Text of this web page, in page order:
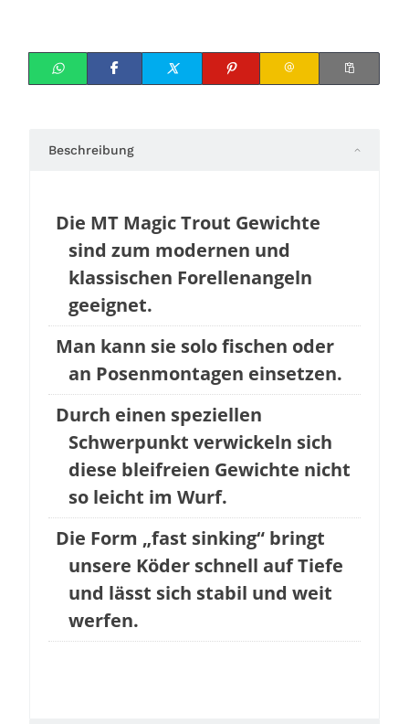
Beschreibung
Die MT Magic Trout Gewichte
sind zum modernen und
klassischen Forellenangeln
geeignet.
Man kann sie solo fischen oder
an Posenmontagen einsetzen.
Durch einen speziellen
Schwerpunkt verwickeln sich
diese bleifreien Gewichte nicht
so leicht im Wurf.
Die Form „fast sinking“ bringt
unsere Köder schnell auf Tiefe
und lässt sich stabil und weit
werfen.